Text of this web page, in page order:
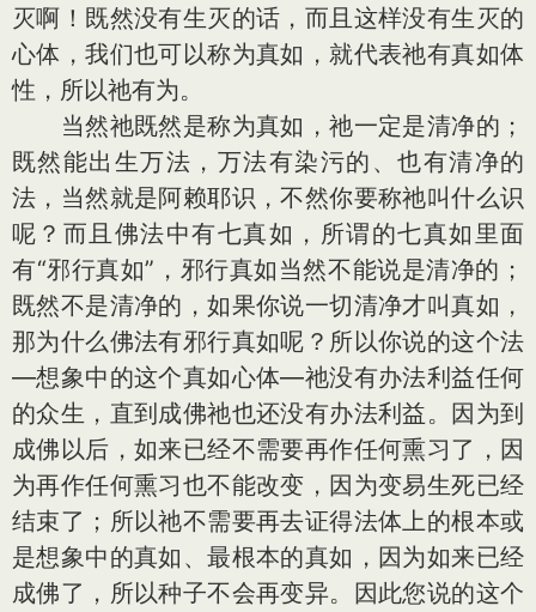
灭啊！既然没有生灭的话，而且这样没有生灭的
心体，我们也可以称为真如，就代表祂有真如体
性，所以祂有为。
当然祂既然是称为真如，祂一定是清净的；
既然能出生万法，万法有染污的、也有清净的
法，当然就是阿赖耶识，不然你要称祂叫什么识
呢？而且佛法中有七真如，所谓的七真如里面
有“邪行真如”，邪行真如当然不能说是清净的；
既然不是清净的，如果你说一切清净才叫真如，
那为什么佛法有邪行真如呢？所以你说的这个法
—想象中的这个真如心体—祂没有办法利益任何
的众生，直到成佛祂也还没有办法利益。因为到
成佛以后，如来已经不需要再作任何熏习了，因
为再作任何熏习也不能改变，因为变易生死已经
结束了；所以祂不需要再去证得法体上的根本或
是想象中的真如、最根本的真如，因为如来已经
成佛了，所以种子不会再变异。因此您说的这个